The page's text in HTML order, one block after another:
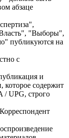
абзаце
"Выборы",
публикуются на
с
и
которое содержит
/ UPG, строго